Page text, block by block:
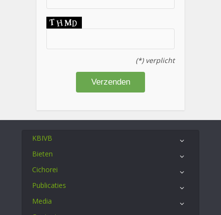
(*) verplicht
KBIVB
Bieten
Cichorei
Publicaties
Media